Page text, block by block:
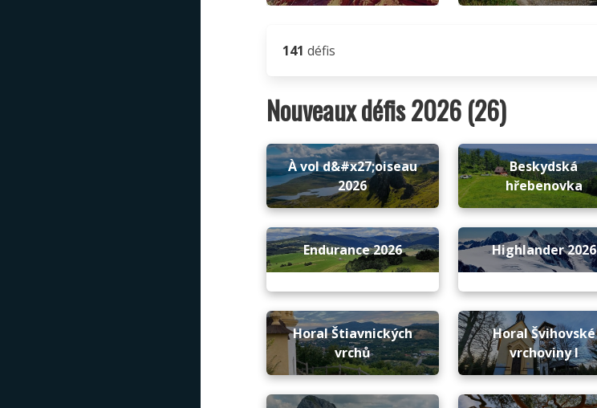
141 défis
Nouveaux défis 2026 (26)
À vol d&#x27;oiseau
2026
Beskydská
hřebenovka
Endurance 2026 Highlander 2026
Horal Štiavnických
vrchů
Horal Švihovské
vrchoviny I